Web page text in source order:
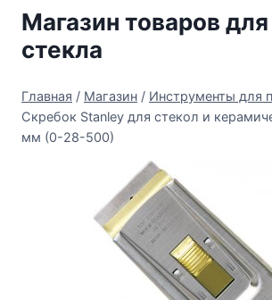
Перейти
содержимому
Магазин товаров для
стекла
Главная / Магазин / Инструменты для
Скребок Stanley для стекол и
мм (0-28-500)